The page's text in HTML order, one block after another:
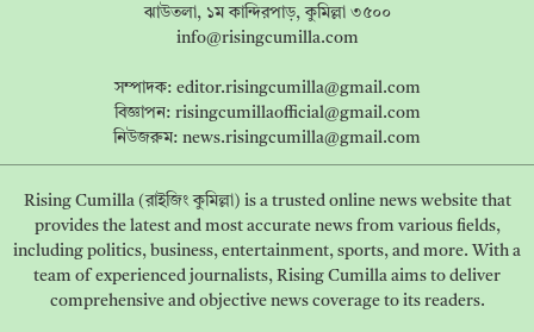
ঝাউতলা, ১ম কান্দিরপাড়, কুমিল্লা ৩৫০০
info@risingcumilla.com
সম্পাদক: editor.risingcumilla@gmail.com
বিজ্ঞাপন: risingcumillaofficial@gmail.com
নিউজরুম: news.risingcumilla@gmail.com
Rising Cumilla (রাইজিং কুমিল্লা) is a trusted online news website that
provides the latest and most accurate news from various fields,
including politics, business, entertainment, sports, and more. With a
team of experienced journalists, Rising Cumilla aims to deliver
comprehensive and objective news coverage to its readers.